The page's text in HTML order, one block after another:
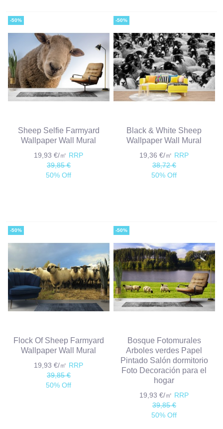
-50%
Sheep Selfie Farmyard
Wallpaper Wall Mural
19,93 €/㎡ RRP
39,85 €
50% Off
-50%
Black & White Sheep
Wallpaper Wall Mural
19,36 €/㎡ RRP
38,72 €
50% Off
-50%
Flock Of Sheep Farmyard
Wallpaper Wall Mural
19,93 €/㎡ RRP
39,85 €
50% Off
-50%
Bosque Fotomurales
Arboles verdes Papel
Pintado Salón dormitorio
Foto Decoración para el
hogar
19,93 €/㎡ RRP
39,85 €
50% Off